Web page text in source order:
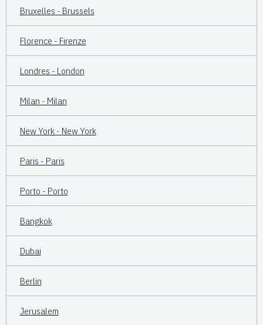
Bruxelles - Brussels
Florence - Firenze
Londres - London
Milan - Milan
New York - New York
Paris - Paris
Porto - Porto
Bangkok
Dubai
Berlin
Jerusalem